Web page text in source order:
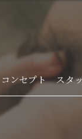
コンセプト スタ